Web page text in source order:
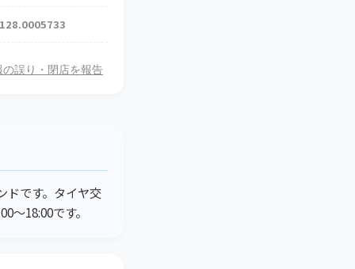
誤り・閉店を報告
ドです。タイヤ交
～18:00です。